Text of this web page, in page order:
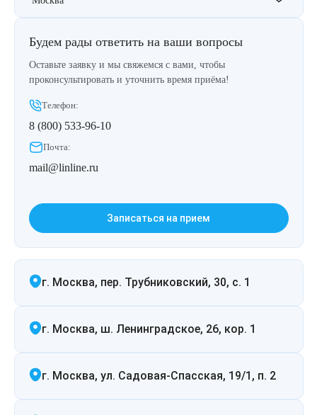
Будем рады ответить на ваши вопросы
Оставьте заявку и мы свяжемся с вами, чтобы
проконсультировать и уточнить время приёма!
Телефон:
8 (800) 533-96-10
Почта:
mail@linline.ru
Записаться на прием
г. Москва, пер. Трубниковский, 30, с. 1
г. Москва, ш. Ленинградское, 26, кор. 1
г. Москва, ул. Садовая-Спасская, 19/1, п. 2